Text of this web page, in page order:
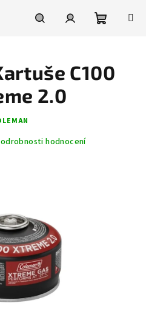
košík
C100
2.0
hodnocení